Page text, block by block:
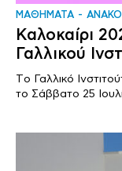
ΜΑΘΗΜΑΤΑ
Καλοκαίρι
Γαλλικού
Tο Γαλλικό
το Σάββατο 25